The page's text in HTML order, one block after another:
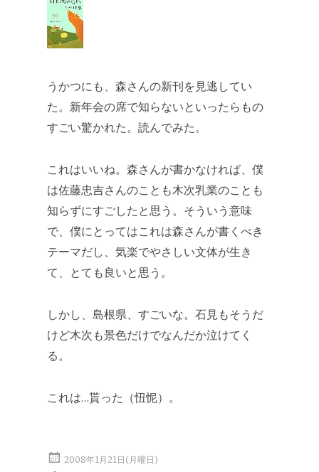
うかつにも、森さんの新刊を見逃してい
た。新年会の席で知らないといったらもの
すごい驚かれた。読んでみた。
これはいいね。森さんが書かなければ、僕
は佐藤忠吉さんのことも木次乳業のことも
知らずにすごしたと思う。そういう意味
で、僕にとってはこれは森さんが書くべき
テーマだし、気楽でやさしい文体が生き
て、とても良いと思う。
しかし、島根県、すごいな。石見もそうだ
けど木次も景色だけでなんだか泣けてく
る。
これは…貰った（忸怩）。
2008年1月21日(月曜日)